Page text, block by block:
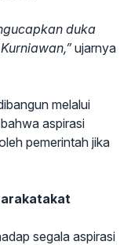
duka
ujarnya
melalui
aspirasi
pemerintah jika
segala aspirasi